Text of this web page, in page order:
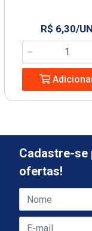
R$ 6,30/UN
Cadastre-se
ofertas!